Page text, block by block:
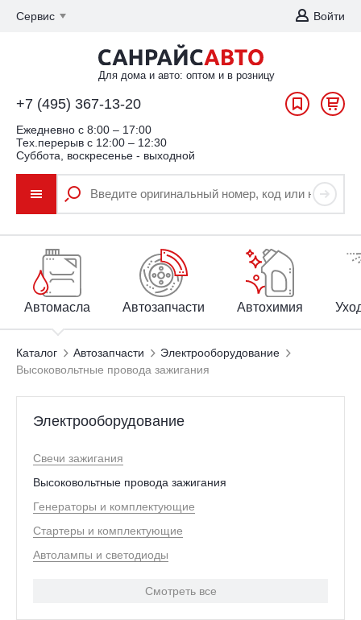
Сервис Войти
Для дома и авто: оптом и в розницу
+7 (495) 367-13-20
Ежедневно c 8:00 – 17:00
Тех.перерыв с 12:00 – 12:30
Суббота, воскресенье - выходной
Автомасла Автозапчасти Автохимия
Каталог Автозапчасти
Электрооборудование
Высоковольтные провода зажигания
Электрооборудование
Свечи зажигания
Высоковольтные провода зажигания
Генераторы и комплектующие
Стартеры и комплектующие
Автолампы и светодиоды
Смотреть все